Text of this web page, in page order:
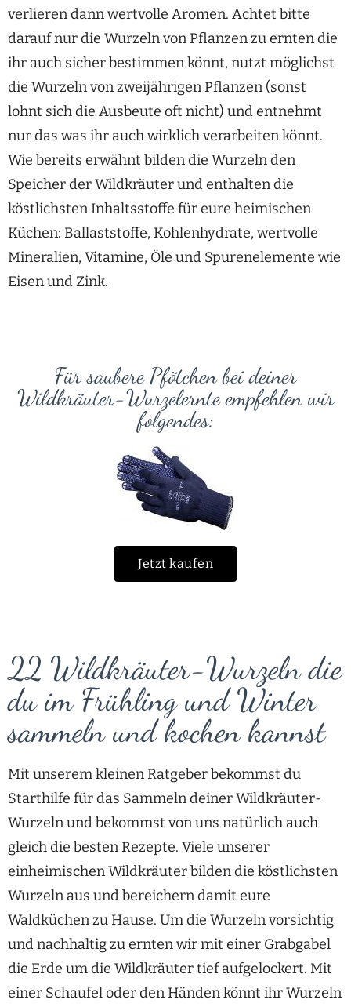
verlieren dann wertvolle Aromen. Achtet bitte
darauf nur die Wurzeln von Pflanzen zu ernten die
ihr auch sicher bestimmen könnt, nutzt möglichst
die Wurzeln von zweijährigen Pflanzen (sonst
lohnt sich die Ausbeute oft nicht) und entnehmt
nur das was ihr auch wirklich verarbeiten könnt.
Wie bereits erwähnt bilden die Wurzeln den
Speicher der Wildkräuter und enthalten die
köstlichsten Inhaltsstoffe für eure heimischen
Küchen: Ballaststoffe, Kohlenhydrate, wertvolle
Mineralien, Vitamine, Öle und Spurenelemente wie
Eisen und Zink.
Für saubere Pfötchen bei deiner
Wildkräuter-Wurzelernte empfehlen wir
folgendes:
Jetzt kaufen
22 Wildkräuter-Wurzeln die
du im Frühling und Winter
sammeln und kochen kannst
Mit unserem kleinen Ratgeber bekommst du
Starthilfe für das Sammeln deiner Wildkräuter-
Wurzeln und bekommst von uns natürlich auch
gleich die besten Rezepte. Viele unserer
einheimischen Wildkräuter bilden die köstlichsten
Wurzeln aus und bereichern damit eure
Waldküchen zu Hause. Um die Wurzeln vorsichtig
und nachhaltig zu ernten wir mit einer Grabgabel
die Erde um die Wildkräuter tief aufgelockert. Mit
einer Schaufel oder den Händen könnt ihr Wurzeln